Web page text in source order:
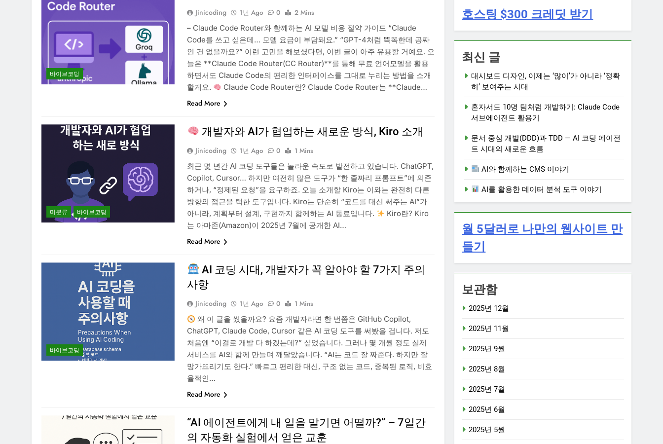
바이브코딩
Jinicoding 1년 Ago 0
2 Mins
– Claude Code Router와 함께하는 AI 모델 비용 절약 가이드 “Claude
Code를 쓰고 싶은데… 모델 요금이 부담돼요.” “GPT-4처럼 똑똑한데 공짜
인 건 없을까요?” 이런 고민을 해보셨다면, 이번 글이 아주 유용할 거예요. 오
늘은 **Claude Code Router(CC Router)**를 통해 무료 언어모델을 활용
하면서도 Claude Code의 편리한 인터페이스를 그대로 누리는 방법을 소개
할게요.
Claude Code Router란? Claude Code Router는 **Claude…
Read More
미분류 바이브코딩
개발자와 AI가 협업하는 새로운 방식, Kiro 소개
Jinicoding 1년 Ago 0
1 Mins
최근 몇 년간 AI 코딩 도구들은 놀라운 속도로 발전하고 있습니다. ChatGPT,
Copilot, Cursor… 하지만 여전히 많은 도구가 “한 줄짜리 프롬프트”에 의존
하거나, “정제된 요청”을 요구하죠. 오늘 소개할 Kiro는 이와는 완전히 다른
방향의 접근을 택한 도구입니다. Kiro는 단순히 “코드를 대신 써주는 AI”가
아니라, 계획부터 설계, 구현까지 함께하는 AI 동료입니다.
Kiro란? Kiro
는 아마존(Amazon)이 2025년 7월에 공개한 AI…
Read More
바이브코딩
AI 코딩 시대, 개발자가 꼭 알아야 할 7가지 주의
사항
Jinicoding 1년 Ago 0
1 Mins
왜 이 글을 썼을까요? 요즘 개발자라면 한 번쯤은 GitHub Copilot,
ChatGPT, Claude Code, Cursor 같은 AI 코딩 도구를 써봤을 겁니다. 저도
처음엔 “이걸로 개발 다 하겠는데?” 싶었습니다. 그러나 몇 개월 정도 실제
서비스를 AI와 함께 만들며 깨달았습니다. “AI는 코드 잘 짜준다. 하지만 잘
망가뜨리기도 한다.” 빠르고 편리한 대신, 구조 없는 코드, 중복된 로직, 비효
율적인…
Read More
“AI 에이전트에게 내 일을 맡기면 어떨까?” – 7일간
의 자동화 실험에서 얻은 교훈
호스팅 $300 크레딧 받기
최신 글
대시보드 디자인, 이제는 ‘많이’가 아니라 ‘정확
히’ 보여주는 시대
혼자서도 10명 팀처럼 개발하기: Claude Code
서브에이전트 활용기
문서 중심 개발(DDD)과 TDD — AI 코딩 에이전
트 시대의 새로운 흐름
AI와 함께하는 CMS 이야기
AI를 활용한 데이터 분석 도구 이야기
월 5달러로 나만의 웹사이트 만
들기
보관함
2025년 12월
2025년 11월
2025년 9월
2025년 8월
2025년 7월
2025년 6월
2025년 5월